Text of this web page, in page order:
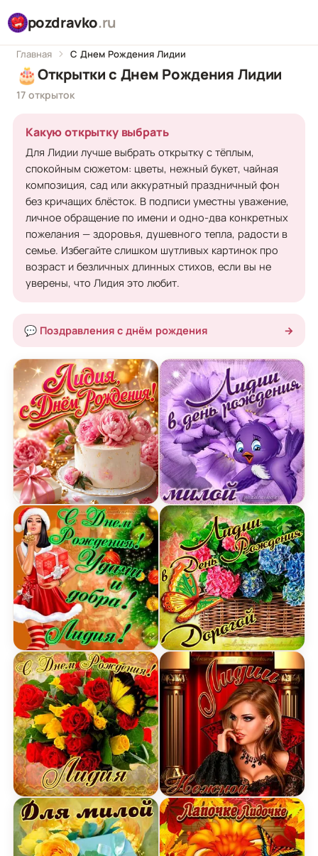
pozdravko.ru
Главная С Днем Рождения Лидии
🎂Открытки с Днем Рождения Лидии
17 открыток
Какую открытку выбрать
Для Лидии лучше выбрать открытку с тёплым,
спокойным сюжетом: цветы, нежный букет, чайная
композиция, сад или аккуратный праздничный фон
без кричащих блёсток. В подписи уместны уважение,
личное обращение по имени и одно-два конкретных
пожелания — здоровья, душевного тепла, радости в
семье. Избегайте слишком шутливых картинок про
возраст и безличных длинных стихов, если вы не
уверены, что Лидия это любит.
💬 Поздравления с днём рождения →
Открытка с Днем Рождения Лидии с нежными
Картинка с Днем Рождения Лидии с
Картинка на День Рождения Лидии с букетом
Открытка милой Лидии
Открытка дорогой
Картинка нежной Лидии